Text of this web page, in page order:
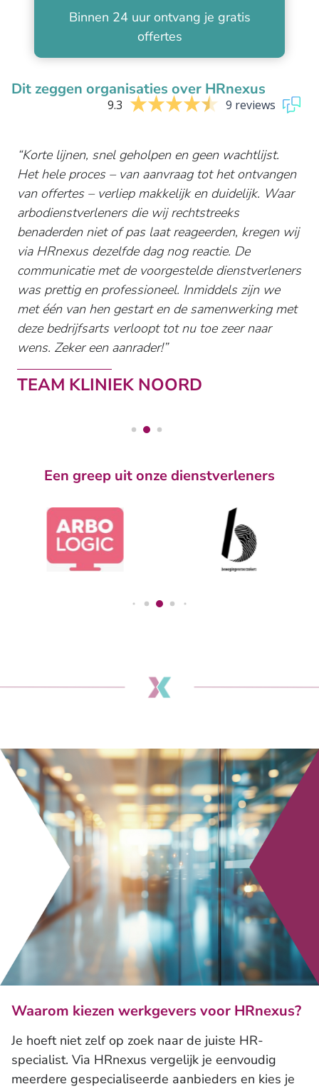
Binnen 24 uur ontvang je gratis
offertes
Dit zeggen organisaties over HRnexus
9.3 9 reviews
Korte lijnen, snel geholpen en geen wachtlijst.
Het hele proces – van aanvraag tot het ontvangen
van offertes – verliep makkelijk en duidelijk. Waar
arbodienstverleners die wij rechtstreeks
benaderden niet of pas laat reageerden, kregen wij
via HRnexus dezelfde dag nog reactie. De
communicatie met de voorgestelde dienstverleners
was prettig en professioneel. Inmiddels zijn we
met één van hen gestart en de samenwerking met
deze bedrijfsarts verloopt tot nu toe zeer naar
wens. Zeker een aanrader!
TEAM KLINIEK NOORD
Een greep uit onze dienstverleners
Waarom kiezen werkgevers voor HRnexus?
Je hoeft niet zelf op zoek naar de juiste HR-
specialist. Via HRnexus vergelijk je eenvoudig
meerdere gespecialiseerde aanbieders en kies je